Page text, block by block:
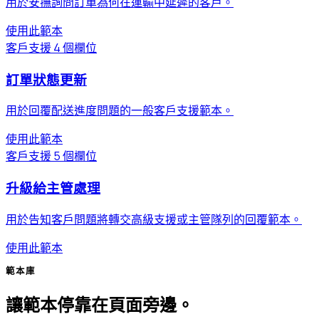
使用此範本
客戶支援4 個欄位
訂單狀態更新
用於回覆配送進度問題的一般客戶支援範本。
使用此範本
客戶支援5 個欄位
升級給主管處理
用於告知客戶問題將轉交高級支援或主管隊列的回覆範本。
使用此範本
範本庫
讓範本停靠在頁面旁邊。